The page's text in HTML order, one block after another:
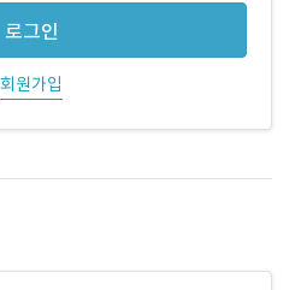
로그인
회원가입